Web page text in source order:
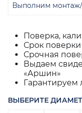
Поверка,
Срок
Срочная
Выдаем
«Аршин»
Гарантируем
ВЫБЕРИТЕ
Выполним